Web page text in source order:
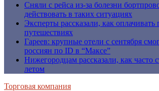
Сняли с рейса из-за болезни
действовать в таких ситуациях
Эксперты рассказали, как оплачивать
путешествиях
Гареев: крупные отели с сентября
россиян по ID в “Максе”
Нижегородцам рассказали, как часто
летом
Торговая компания